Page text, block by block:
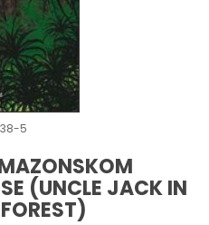
5
(UNCLE JACK IN